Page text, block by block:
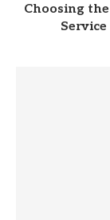
Choosing